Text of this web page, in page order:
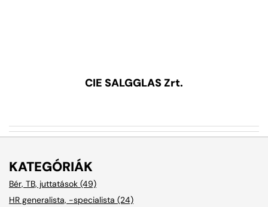
CIE SALGGLAS Zrt.
KATEGÓRIÁK
Bér, TB, juttatások (49)
HR generalista, -specialista (24)